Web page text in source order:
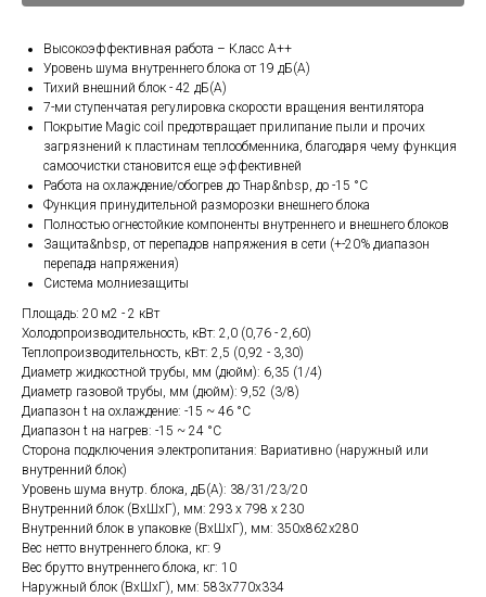
Высокоэффективная работа – Класс А++
Уровень шума внутреннего блока от 19 дБ(А)
Тихий внешний блок - 42 дБ(А)
7-ми ступенчатая регулировка скорости вращения вентилятора
Покрытие Magic coil предотвращает прилипание пыли и прочих
загрязнений к пластинам теплообменника, благодаря чему функция
самоочистки становится еще эффективней
Работа на охлаждение/обогрев до Тнар&nbsp, до -15 °С
Функция принудительной разморозки внешнего блока
Полностью огнестойкие компоненты внутреннего и внешнего блоков
Защита&nbsp, от перепадов напряжения в сети (+-20% диапазон
перепада напряжения)
Система молниезащиты
Площадь: 20 м2 - 2 кВт
Холодопроизводительность, кВт: 2,0 (0,76 - 2,60)
Теплопроизводительность, кВт: 2,5 (0,92 - 3,30)
Диаметр жидкостной трубы, мм (дюйм): 6,35 (1/4)
Диаметр газовой трубы, мм (дюйм): 9,52 (3/8)
Диапазон t на охлаждение: -15 ~ 46 °C
Диапазон t на нагрев: -15 ~ 24 °C
Сторона подключения электропитания: Вариативно (наружный или
внутренний блок)
Уровень шума внутр. блока, дБ(А): 38/31/23/20
Внутренний блок (ВхШхГ), мм: 293 x 798 x 230
Внутренний блок в упаковке (ВхШхГ), мм: 350х862х280
Вес нетто внутреннего блока, кг: 9
Вес брутто внутреннего блока, кг: 10
Наружный блок (ВхШхГ), мм: 583х770х334